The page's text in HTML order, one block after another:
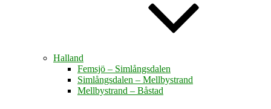
Halland
Femsjö – Simlångsdalen
Simlångsdalen – Mellbystrand
Mellbystrand – Båstad